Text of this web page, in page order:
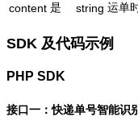
content 是 string 运单
SDK 及代码示例
PHP SDK
接口一：快递单号智能识